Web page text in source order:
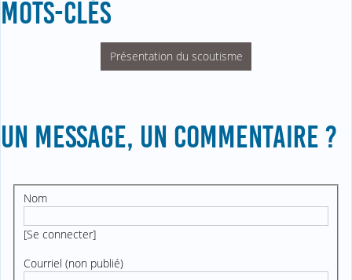
MOTS-CLÉS
Présentation du scoutisme
UN MESSAGE, UN COMMENTAIRE ?
Nom
[Se connecter]
Courriel (non publié)